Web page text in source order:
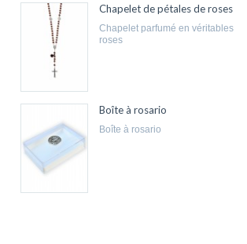
Chapelet de pétales de roses
chapelet parfumé en véritables
roses
Boîte à rosario
boîte à rosario